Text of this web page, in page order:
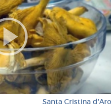
Santa Cristina d'Aro